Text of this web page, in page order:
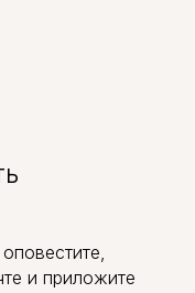
и приложите